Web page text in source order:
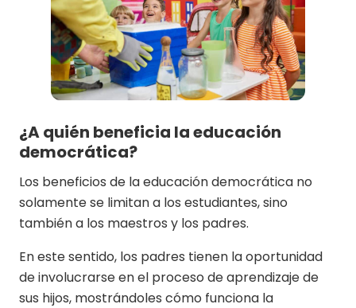
¿A quién beneficia la educación
democrática?
Los beneficios de la educación democrática no
solamente se limitan a los estudiantes, sino
también a los maestros y los padres.
En este sentido, los padres tienen la oportunidad
de involucrarse en el proceso de aprendizaje de
sus hijos, mostrándoles cómo funciona la